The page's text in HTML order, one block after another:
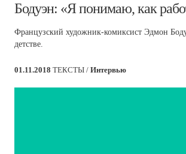
​Бодуэн: «Я понимаю, как
Французский художник-комиксист Эдмон
детстве.
01.11.2018 ТЕКСТЫ / Интервью